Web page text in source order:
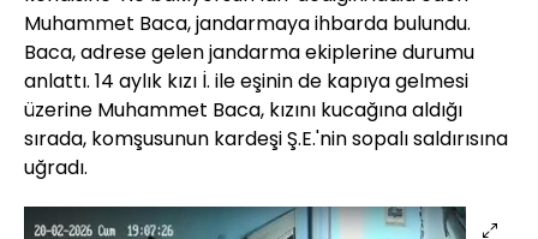
Muhammet Baca, jandarmaya ihbarda bulundu.
Baca, adrese gelen jandarma ekiplerine durumu
anlattı. 14 aylık kızı İ. ile eşinin de kapıya gelmesi
üzerine Muhammet Baca, kızını kucağına aldığı
sırada, komşusunun kardeşi Ş.E.'nin sopalı saldırısına
uğradı.